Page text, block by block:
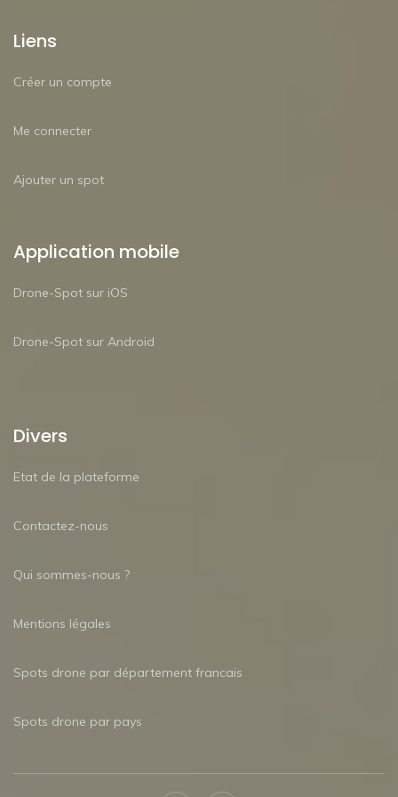
Liens
Créer un compte
Me connecter
Ajouter un spot
Application mobile
Drone-Spot sur iOS
Drone-Spot sur Android
Divers
Etat de la plateforme
Contactez-nous
Qui sommes-nous ?
Mentions légales
Spots drone par département francais
Spots drone par pays